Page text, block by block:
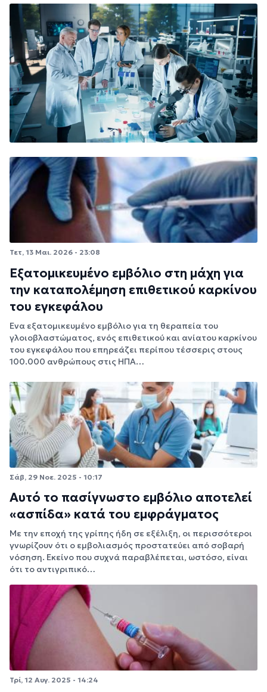
Τετ, 13 Μαι. 2026 - 23:08
Εξατομικευμένο εμβόλιο στη μάχη για
την καταπολέμηση επιθετικού καρκίνου
του εγκεφάλου
Ένα εξατομικευμένο εμβόλιο για τη θεραπεία του
γλοιοβλαστώματος, ενός επιθετικού και ανίατου καρκίνου
του εγκεφάλου που επηρεάζει περίπου τέσσερις στους
100.000 ανθρώπους στις ΗΠΑ…
Σάβ, 29 Νοε. 2025 - 10:17
Αυτό το πασίγνωστο εμβόλιο αποτελεί
«ασπίδα» κατά του εμφράγματος
Με την εποχή της γρίπης ήδη σε εξέλιξη, οι περισσότεροι
γνωρίζουν ότι ο εμβολιασμός προστατεύει από σοβαρή
νόσηση. Εκείνο που συχνά παραβλέπεται, ωστόσο, είναι
ότι το αντιγριπικό…
Τρί, 12 Αυγ. 2025 - 14:24